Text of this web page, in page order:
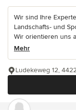
Wir sind Ihre
Landschafts- und
Wir orientieren uns
Mehr
Ludekeweg 12,